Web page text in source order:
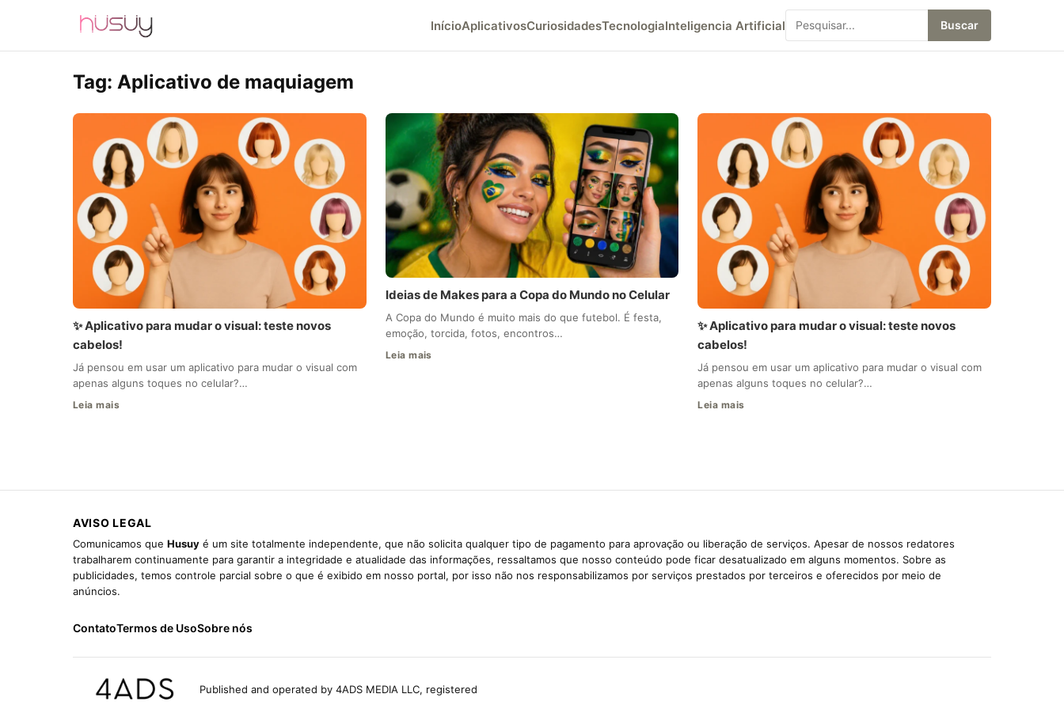
InícioAplicativosCuriosidadesTecnologiaInteligencia Artificial Buscar
Tag: Aplicativo de maquiagem
✨ Aplicativo para mudar o visual: teste novos
cabelos!
Já pensou em usar um aplicativo para mudar o visual com
apenas alguns toques no celular?…
Leia mais
Ideias de Makes para a Copa do Mundo no Celular
A Copa do Mundo é muito mais do que futebol. É festa,
emoção, torcida, fotos, encontros…
Leia mais
✨ Aplicativo para mudar o visual: teste novos
cabelos!
Já pensou em usar um aplicativo para mudar o visual com
apenas alguns toques no celular?…
Leia mais
AVISO LEGAL
Comunicamos que Husuy é um site totalmente independente, que não solicita qualquer tipo de pagamento para aprovação ou liberação de serviços. Apesar de nossos redatores
trabalharem continuamente para garantir a integridade e atualidade das informações, ressaltamos que nosso conteúdo pode ficar desatualizado em alguns momentos. Sobre as
publicidades, temos controle parcial sobre o que é exibido em nosso portal, por isso não nos responsabilizamos por serviços prestados por terceiros e oferecidos por meio de
anúncios.
ContatoTermos de UsoSobre nós
Published and operated by 4ADS MEDIA LLC, registered